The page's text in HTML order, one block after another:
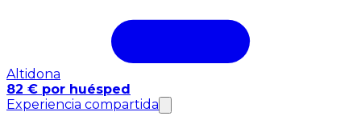
Altidona
82 € por huésped
Experiencia compartida